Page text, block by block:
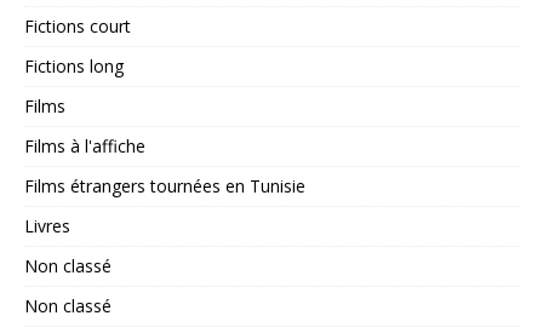
Fictions court
Fictions long
Films
Films à l'affiche
Films étrangers tournées en Tunisie
Livres
Non classé
Non classé